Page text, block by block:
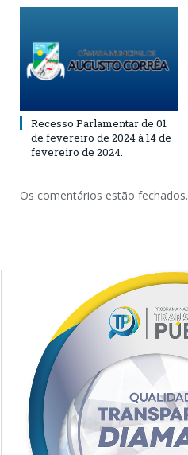
Recesso Parlamentar de 01
de fevereiro de 2024 à 14 de
fevereiro de 2024.
Os comentários estão fechados.